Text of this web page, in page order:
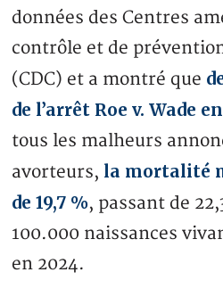
données des Centres
contrôle et de
(CDC) et a montré que
de l’arrêt Roe v. Wade
tous les malheurs
avorteurs, la mortalité
de 19,7 %, passant de
100.000 naissances
en 2024.